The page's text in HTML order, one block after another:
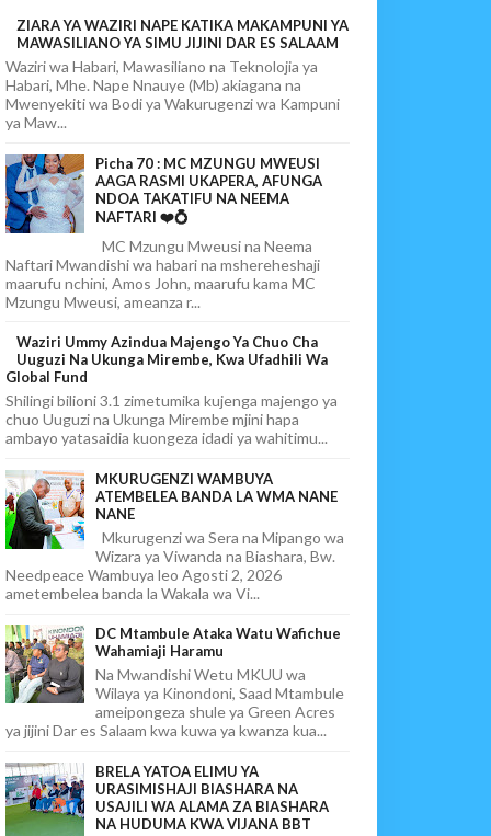
UTOAJI WA HUDUMA NANENANE
ZIARA YA WAZIRI NAPE KATIKA MAKAMPUNI YA
MAWASILIANO YA SIMU JIJINI DAR ES SALAAM
Waziri wa Habari, Mawasiliano na Teknolojia ya
Habari, Mhe. Nape Nnauye (Mb) akiagana na
Mwenyekiti wa Bodi ya Wakurugenzi wa Kampuni
ya Maw...
Picha 70 : MC MZUNGU MWEUSI
AAGA RASMI UKAPERA, AFUNGA
NDOA TAKATIFU NA NEEMA
NAFTARI ❤️💍
MC Mzungu Mweusi na Neema
Naftari Mwandishi wa habari na mshereheshaji
maarufu nchini, Amos John, maarufu kama MC
Mzungu Mweusi, ameanza r...
Waziri Ummy Azindua Majengo Ya Chuo Cha
Uuguzi Na Ukunga Mirembe, Kwa Ufadhili Wa
Global Fund
Shilingi bilioni 3.1 zimetumika kujenga majengo ya
chuo Uuguzi na Ukunga Mirembe mjini hapa
ambayo yatasaidia kuongeza idadi ya wahitimu...
MKURUGENZI WAMBUYA
ATEMBELEA BANDA LA WMA NANE
NANE
Mkurugenzi wa Sera na Mipango wa
Wizara ya Viwanda na Biashara, Bw.
Needpeace Wambuya leo Agosti 2, 2026
ametembelea banda la Wakala wa Vi...
DC Mtambule Ataka Watu Wafichue
Wahamiaji Haramu
Na Mwandishi Wetu MKUU wa
Wilaya ya Kinondoni, Saad Mtambule
ameipongeza shule ya Green Acres
ya jijini Dar es Salaam kwa kuwa ya kwanza kua...
BRELA YATOA ELIMU YA
URASIMISHAJI BIASHARA NA
USAJILI WA ALAMA ZA BIASHARA
NA HUDUMA KWA VIJANA BBT